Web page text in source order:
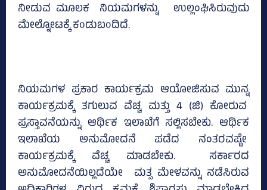
ನೀಡುವ ಮೂಲಕ ನಿಯಮಗಳನ್ನು ಉಲ್ಲಂಘಿಸಿರುವುದು
ಮೇಲ್ನೋಟಕ್ಕೆ ಕಂಡುಬಂದಿದೆ.
ನಿಯಮಗಳ ಪ್ರಕಾರ ಕಾರ್ಯಕ್ರಮ ಆಯೋಜಿಸುವ ಮುನ್ನ
ಕಾರ್ಯಕ್ರಮಕ್ಕೆ ತಗುಲುವ ವೆಚ್ಚ ಮತ್ತು 4 (ಜಿ) ಕೋರುವ
ಪ್ರಸ್ತಾವನೆಯನ್ನು ಆರ್ಥಿಕ ಇಲಾಖೆಗೆ ಸಲ್ಲಿಸಬೇಕು. ಆರ್ಥಿಕ
ಇಲಾಖೆಯ ಅನುಮೋದನೆ ಪಡೆದ ನಂತರವಷ್ಟೇ
ಕಾರ್ಯಕ್ರಮಕ್ಕೆ ವೆಚ್ಚ ಮಾಡಬೇಕು. ಸರ್ಕಾರದ
ಅನುಮೋದನೆಯಿಲ್ಲದೆಯೇ ಮತ್ಸ ಮೇಳವನ್ನು ನಡೆಸಿರುವ